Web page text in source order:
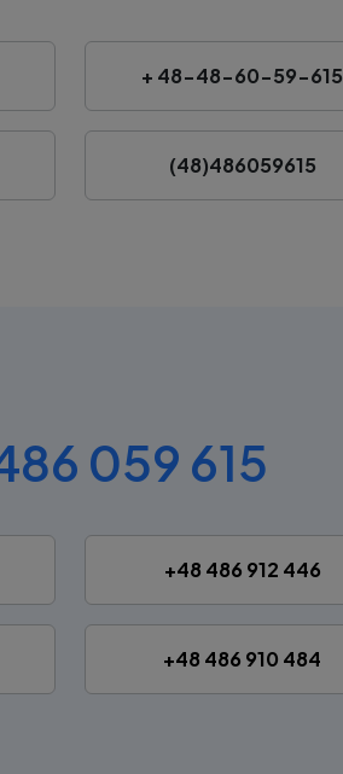
+ 48-48-60-59-615
(48)486059615
059 615
+48 486 912 446
+48 486 910 484